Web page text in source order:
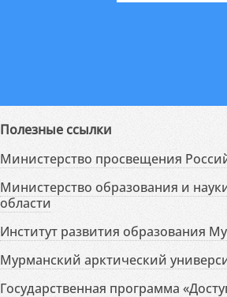
Полезные ссылки
Министерство просвещения
Министерство образования и
области
Институт развития образования
Мурманский арктический
Государственная программа